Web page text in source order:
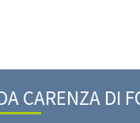
CARENZA DI